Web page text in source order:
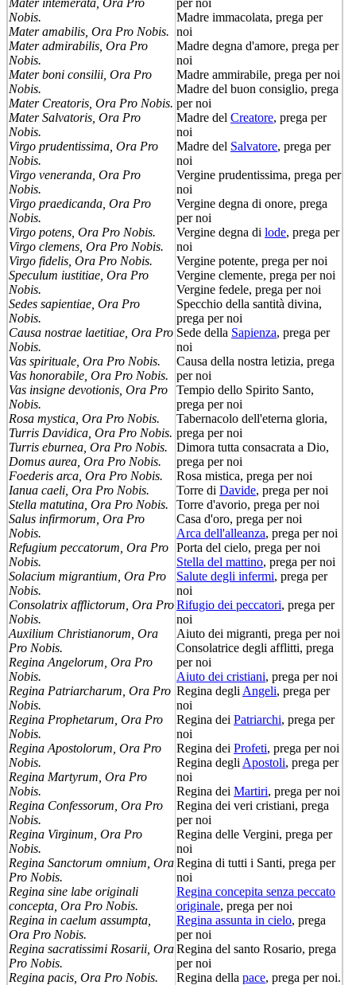
Nobis.
Mater amabilis, Ora Pro Nobis.
Mater admirabilis, Ora Pro
Nobis.
Mater boni consilii, Ora Pro
Nobis.
Mater Creatoris, Ora Pro Nobis.
Mater Salvatoris, Ora Pro
Nobis.
Virgo prudentissima, Ora Pro
Nobis.
Virgo veneranda, Ora Pro
Nobis.
Virgo praedicanda, Ora Pro
Nobis.
Virgo potens, Ora Pro Nobis.
Virgo clemens, Ora Pro Nobis.
Virgo fidelis, Ora Pro Nobis.
Speculum iustitiae, Ora Pro
Nobis.
Sedes sapientiae, Ora Pro
Nobis.
Causa nostrae laetitiae, Ora Pro
Nobis.
Vas spirituale, Ora Pro Nobis.
Vas honorabile, Ora Pro Nobis.
Vas insigne devotionis, Ora Pro
Nobis.
Rosa mystica, Ora Pro Nobis.
Turris Davidica, Ora Pro Nobis.
Turris eburnea, Ora Pro Nobis.
Domus aurea, Ora Pro Nobis.
Foederis arca, Ora Pro Nobis.
Ianua caeli, Ora Pro Nobis.
Stella matutina, Ora Pro Nobis.
Salus infirmorum, Ora Pro
Nobis.
Refugium peccatorum, Ora Pro
Nobis.
Solacium migrantium, Ora Pro
Nobis.
Consolatrix afflictorum, Ora Pro
Nobis.
Auxilium Christianorum, Ora
Pro Nobis.
Regina Angelorum, Ora Pro
Nobis.
Regina Patriarcharum, Ora Pro
Nobis.
Regina Prophetarum, Ora Pro
Nobis.
Regina Apostolorum, Ora Pro
Nobis.
Regina Martyrum, Ora Pro
Nobis.
Regina Confessorum, Ora Pro
Nobis.
Regina Virginum, Ora Pro
Nobis.
Regina Sanctorum omnium, Ora
Pro Nobis.
Regina sine labe originali
concepta, Ora Pro Nobis.
Regina in caelum assumpta,
Ora Pro Nobis.
Regina sacratissimi Rosarii, Ora
Pro Nobis.
Regina pacis, Ora Pro Nobis.
Madre immacolata, prega per
noi
Madre degna d'amore, prega per
noi
Madre ammirabile, prega per noi
Madre del buon consiglio, prega
per noi
Madre del Creatore, prega per
noi
Madre del Salvatore, prega per
noi
Vergine prudentissima, prega per
noi
Vergine degna di onore, prega
per noi
Vergine degna di lode, prega per
noi
Vergine potente, prega per noi
Vergine clemente, prega per noi
Vergine fedele, prega per noi
Specchio della santità divina,
prega per noi
Sede della Sapienza, prega per
noi
Causa della nostra letizia, prega
per noi
Tempio dello Spirito Santo,
prega per noi
Tabernacolo dell'eterna gloria,
prega per noi
Dimora tutta consacrata a Dio,
prega per noi
Rosa mistica, prega per noi
Torre di Davide, prega per noi
Torre d'avorio, prega per noi
Casa d'oro, prega per noi
Arca dell'alleanza, prega per noi
Porta del cielo, prega per noi
Stella del mattino, prega per noi
Salute degli infermi, prega per
noi
Rifugio dei peccatori, prega per
noi
Aiuto dei migranti, prega per noi
Consolatrice degli afflitti, prega
per noi
Aiuto dei cristiani, prega per noi
Regina degli Angeli, prega per
noi
Regina dei Patriarchi, prega per
noi
Regina dei Profeti, prega per noi
Regina degli Apostoli, prega per
noi
Regina dei Martiri, prega per noi
Regina dei veri cristiani, prega
per noi
Regina delle Vergini, prega per
noi
Regina di tutti i Santi, prega per
noi
Regina concepita senza peccato
originale, prega per noi
Regina assunta in cielo, prega
per noi
Regina del santo Rosario, prega
per noi
Regina della pace, prega per noi.